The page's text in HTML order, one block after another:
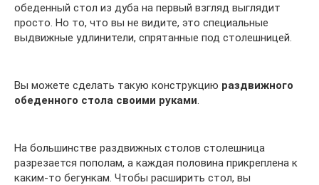
обеденный стол из дуба на первый взгляд выглядит
просто. Но то, что вы не видите, это специальные
выдвижные удлинители, спрятанные под столешницей.
Вы можете сделать такую конструкцию раздвижного
обеденного стола своими руками.
На большинстве раздвижных столов столешница
разрезается пополам, а каждая половина прикреплена к
каким-то бегункам. Чтобы расширить стол, вы